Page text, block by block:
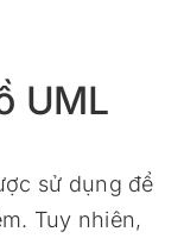
UML
sử dụng để
Tuy nhiên,